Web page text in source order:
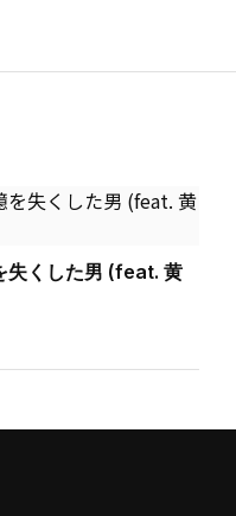
失くした男 (feat. 黄